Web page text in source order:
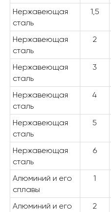
Нержавеющая
сталь
1,5
Нержавеющая
сталь
2
Нержавеющая
сталь
3
Нержавеющая
сталь
4
Нержавеющая
сталь
5
Нержавеющая
сталь
6
Алюминий и его
сплавы
1
Алюминий и его
2